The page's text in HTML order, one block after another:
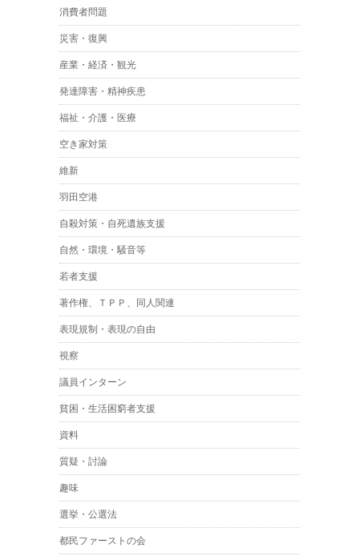
消費者問題
災害・復興
産業・経済・観光
発達障害・精神疾患
福祉・介護・医療
空き家対策
維新
羽田空港
自殺対策・自死遺族支援
自然・環境・騒音等
若者支援
著作権、ＴＰＰ、同人関連
表現規制・表現の自由
視察
議員インターン
貧困・生活困窮者支援
資料
質疑・討論
趣味
選挙・公選法
都民ファーストの会